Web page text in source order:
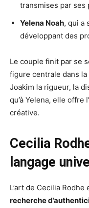
transmises par ses
Yelena Noah, qui a
développant des
Le couple finit par se
figure centrale dans
Joakim la rigueur, la
qu’à Yelena, elle
créative.
Cecilia
langage
L’art de Cecilia
recherche